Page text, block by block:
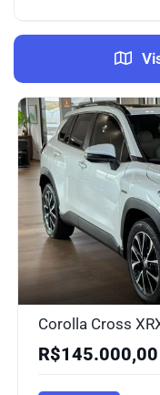
Corolla Cross
R$145.000,00